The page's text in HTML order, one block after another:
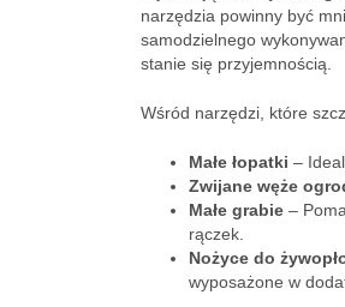
narzędzia powinny być
samodzielnego
stanie się przyjemnością.
Wśród narzędzi, które
Małe łopatki –
Zwijane węże
Małe grabie –
rączek.
Nożyce do
wyposażone w